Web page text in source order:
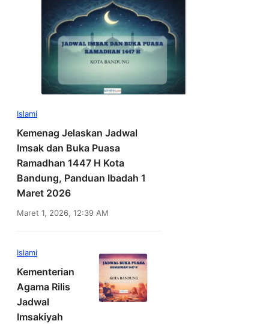
Islami
Kemenag Jelaskan Jadwal
Imsak dan Buka Puasa
Ramadhan 1447 H Kota
Bandung, Panduan Ibadah 1
Maret 2026
Maret 1, 2026, 12:39 AM
Islami
Kementerian
Agama Rilis
Jadwal
Imsakiyah